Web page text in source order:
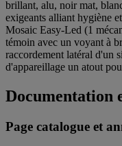
brillant, alu, noir mat,
exigeants alliant hygiène
Mosaic Easy-Led (1
témoin avec un voyant à
raccordement latéral d'un
d'appareillage un atout
Documentation
Page catalogue et